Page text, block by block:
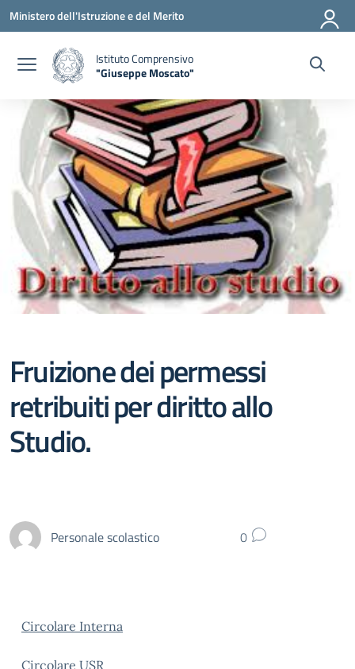
Vai ai contenuti
Vai al menu di navigazione
Vai al footer
Ministero dell'Istruzione e del Merito
Istituto Comprensivo
"Giuseppe Moscato"
Fruizione dei permessi
retribuiti per diritto allo
Studio.
Personale scolastico 0
Circolare Interna
Circolare USR